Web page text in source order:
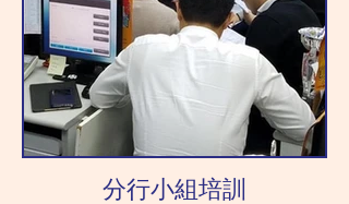
分行小組培訓